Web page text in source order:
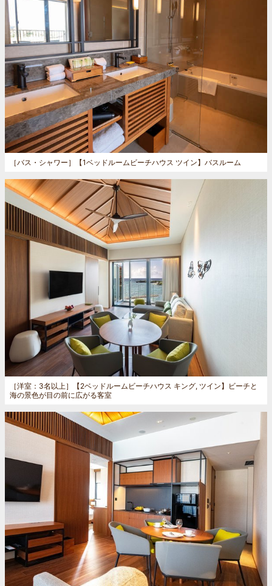
［バス・シャワー］ 【1ベッドルームビーチハウス ツイン】バスルーム
［洋室：3名以上］
【2ベッドルームビーチハウス キング, ツイン】ビーチと
海の景色が目の前に広がる客室